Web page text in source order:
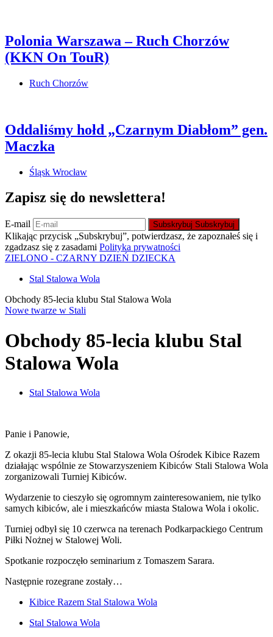
Polonia Warszawa – Ruch Chorzów
(KKN On TouR)
Ruch Chorzów
Oddaliśmy hołd „Czarnym Diabłom” gen.
Maczka
Śląsk Wrocław
Zapisz się do newslettera!
E-mail Subskrybuj Subskrybuj
Klikając przycisk „Subskrybuj”, potwierdzasz, że zapoznałeś się i
zgadzasz się z zasadami Polityka prywatności
ZIELONO - CZARNY DZIEŃ DZIECKA
Stal Stalowa Wola
Obchody 85-lecia klubu Stal Stalowa Wola
Nowe twarze w Stali
Obchody 85-lecia klubu Stal
Stalowa Wola
Stal Stalowa Wola
Panie i Panowie,
Z okazji 85-lecia klubu Stal Stalowa Wola Ośrodek Kibice Razem
działając wspólnie ze Stowarzyszeniem Kibiców Stali Stalowa Wola
zorganizowali Turniej Kibiców.
Wydarzenie to cieszyło się ogromnym zainteresowaniem, nie tylko
samych kibiców, ale i mieszkańców miasta Stalowa Wola i okolic.
Turniej odbył się 10 czerwca na terenach Podkarpackiego Centrum
Piłki Nożnej w Stalowej Woli.
Spotkanie rozpoczęło seminarium z Tomaszem Sarara.
Następnie rozegrane zostały…
Kibice Razem Stal Stalowa Wola
Stal Stalowa Wola